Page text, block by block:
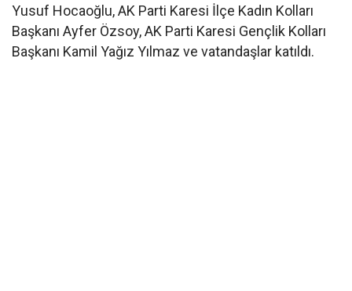
Yusuf Hocaoğlu, AK Parti Karesi İlçe Kadın Kolları
Başkanı Ayfer Özsoy, AK Parti Karesi Gençlik Kolları
Başkanı Kamil Yağız Yılmaz ve vatandaşlar katıldı.